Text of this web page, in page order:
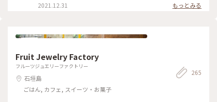
クリス
2021.12.31 もっとみる
Fruit Jewelry Factory
フルーツジュエリーファクトリー
石垣島
ごはん, カフェ, スイーツ・お菓子
265